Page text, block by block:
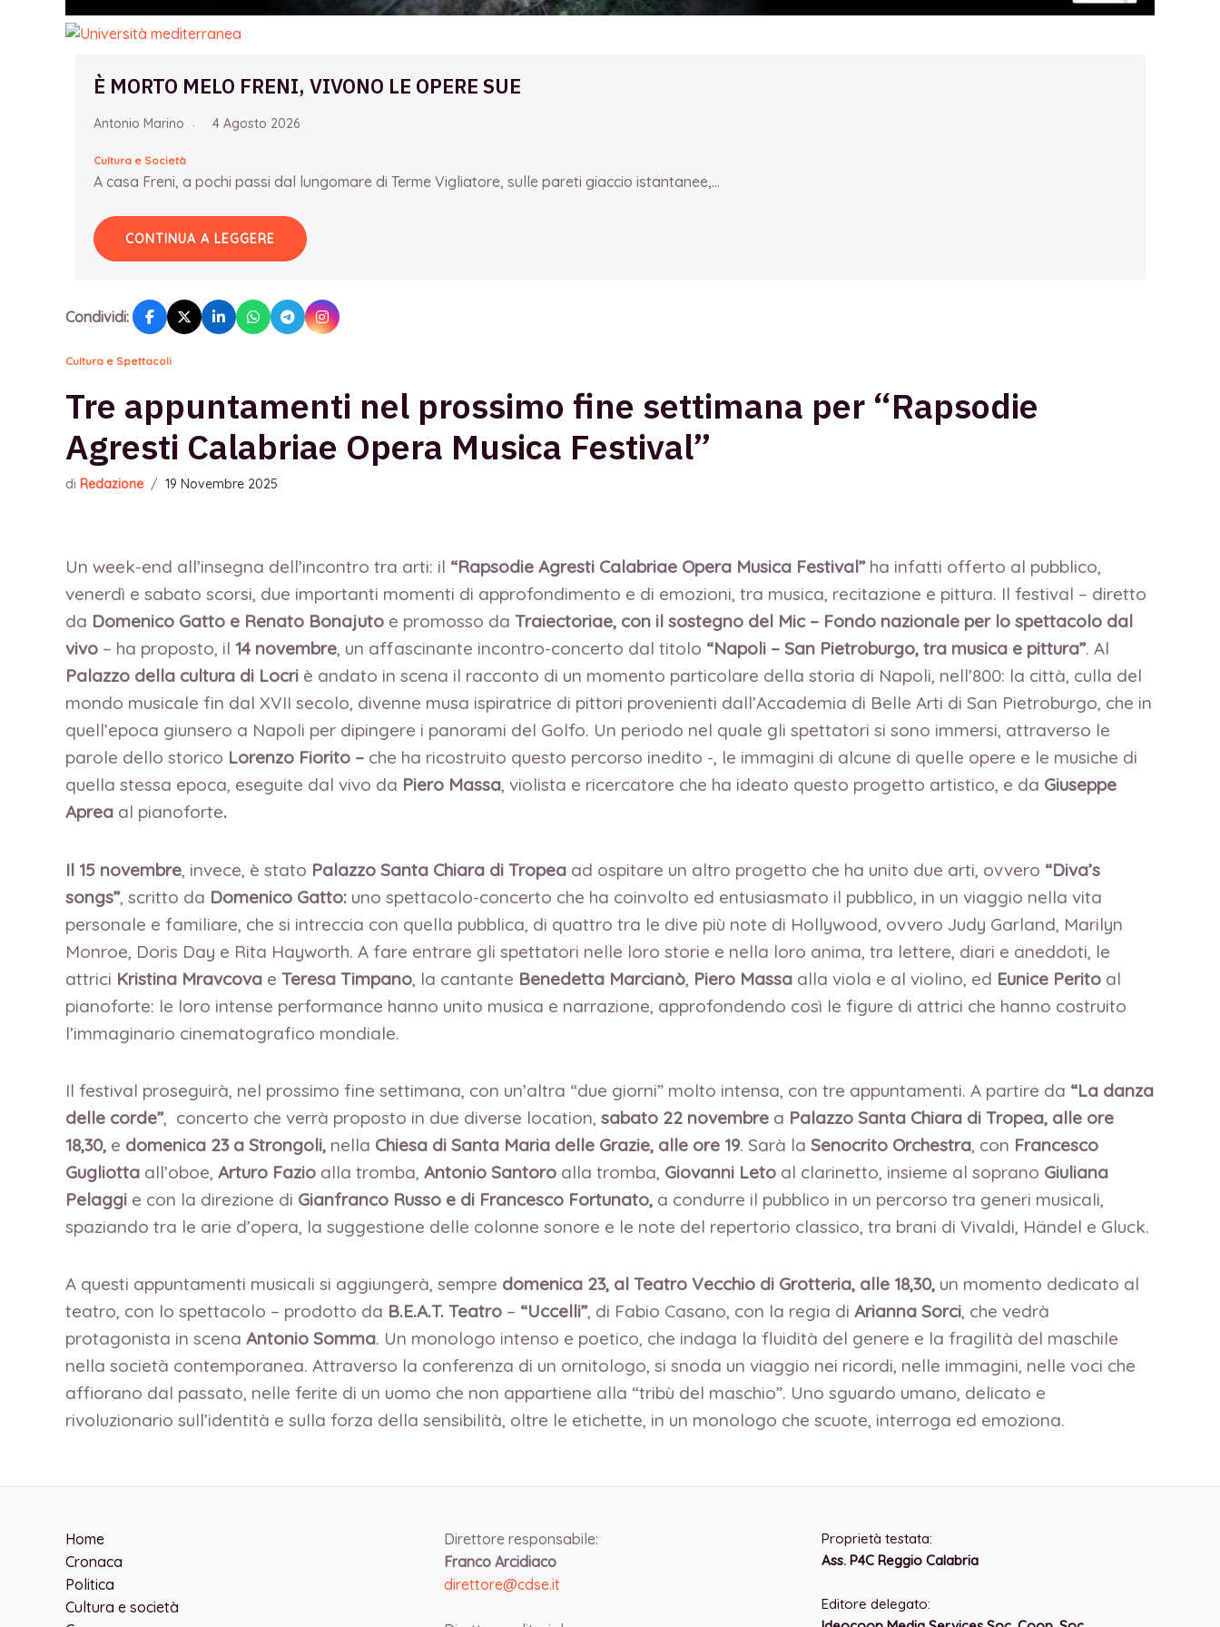
È MORTO MELO FRENI, VIVONO LE OPERE SUE
Antonio Marino 4 Agosto 2026
Cultura e Società
A casa Freni, a pochi passi dal lungomare di Terme Vigliatore, sulle pareti giaccio istantanee,...
CONTINUA A LEGGERE
Condividi:
Cultura e Spettacoli
Tre appuntamenti nel prossimo fine settimana per “Rapsodie
Agresti Calabriae Opera Musica Festival”
di Redazione / 19 Novembre 2025
Un week-end all’insegna dell’incontro tra arti: il “Rapsodie Agresti Calabriae Opera Musica Festival”ha infatti offerto al pubblico,
venerdì e sabato scorsi, due importanti momenti di approfondimento e di emozioni, tra musica, recitazione e pittura. Il festival – diretto
da Domenico Gatto e Renato Bonajuto e promosso da Traiectoriae, con il sostegno del Mic – Fondo nazionale per lo spettacolo dal
vivo – ha proposto, il 14 novembre, un affascinante incontro-concerto dal titolo “Napoli – San Pietroburgo, tra musica e pittura”. Al
Palazzo della cultura di Locri è andato in scena il racconto di un momento particolare della storia di Napoli, nell’800: la città, culla del
mondo musicale fin dal XVII secolo, divenne musa ispiratrice di pittori provenienti dall’Accademia di Belle Arti di San Pietroburgo, che in
quell’epoca giunsero a Napoli per dipingere i panorami del Golfo. Un periodo nel quale gli spettatori si sono immersi, attraverso le
parole dello storico Lorenzo Fiorito – che ha ricostruito questo percorso inedito -, le immagini di alcune di quelle opere e le musiche di
quella stessa epoca, eseguite dal vivo da Piero Massa, violista e ricercatore che ha ideato questo progetto artistico, e da Giuseppe
Aprea al pianoforte.
Il 15 novembre, invece, è stato Palazzo Santa Chiara di Tropea ad ospitare un altro progetto che ha unito due arti, ovvero “Diva’s
songs”, scritto da Domenico Gatto: uno spettacolo-concerto che ha coinvolto ed entusiasmato il pubblico, in un viaggio nella vita
personale e familiare, che si intreccia con quella pubblica, di quattro tra le dive più note di Hollywood, ovvero Judy Garland, Marilyn
Monroe, Doris Day e Rita Hayworth. A fare entrare gli spettatori nelle loro storie e nella loro anima, tra lettere, diari e aneddoti, le
attrici Kristina Mravcova e Teresa Timpano, la cantante Benedetta Marcianò, Piero Massa alla viola e al violino, ed Eunice Perito al
pianoforte: le loro intense performance hanno unito musica e narrazione, approfondendo così le figure di attrici che hanno costruito
l’immaginario cinematografico mondiale.
Il festival proseguirà, nel prossimo fine settimana, con un’altra “due giorni” molto intensa, con tre appuntamenti. A partire da “La danza
delle corde”, concerto che verrà proposto in due diverse location, sabato 22 novembre a Palazzo Santa Chiara di Tropea, alle ore
18,30, e domenica 23 a Strongoli, nella Chiesa di Santa Maria delle Grazie, alle ore 19. Sarà la Senocrito Orchestra, con Francesco
Gugliotta all’oboe, Arturo Fazio alla tromba, Antonio Santoro alla tromba, Giovanni Leto al clarinetto, insieme al soprano Giuliana
Pelaggi e con la direzione di Gianfranco Russo e di Francesco Fortunato, a condurre il pubblico in un percorso tra generi musicali,
spaziando tra le arie d’opera, la suggestione delle colonne sonore e le note del repertorio classico, tra brani di Vivaldi, Händel e Gluck.
A questi appuntamenti musicali si aggiungerà, sempre domenica 23, al Teatro Vecchio di Grotteria, alle 18,30, un momento dedicato al
teatro, con lo spettacolo – prodotto da B.E.A.T. Teatro – “Uccelli”, di Fabio Casano, con la regia di Arianna Sorci, che vedrà
protagonista in scena Antonio Somma. Un monologo intenso e poetico, che indaga la fluidità del genere e la fragilità del maschile
nella società contemporanea. Attraverso la conferenza di un ornitologo, si snoda un viaggio nei ricordi, nelle immagini, nelle voci che
affiorano dal passato, nelle ferite di un uomo che non appartiene alla “tribù del maschio”. Uno sguardo umano, delicato e
rivoluzionario sull’identità e sulla forza della sensibilità, oltre le etichette, in un monologo che scuote, interroga ed emoziona.
Home
Cronaca
Politica
Cultura e società
Direttore responsabile:
Franco Arcidiaco
direttore@cdse.it
Proprietà testata:
Ass. P4C Reggio Calabria
Editore delegato: